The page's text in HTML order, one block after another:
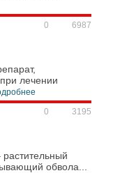
6987
0
лечении
3195
0
обвола...